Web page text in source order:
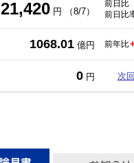
21,420 円 （8/7）
前日比
前日比
1068.01 億円 前年比
0 円 次